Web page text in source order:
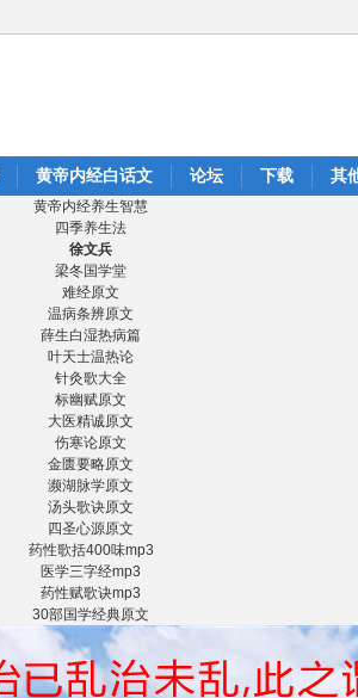
黄帝内经白话文 论坛 下载 其
黄帝内经养生智慧
四季养生法
徐文兵
梁冬国学堂
难经原文
温病条辨原文
薛生白湿热病篇
叶天士温热论
针灸歌大全
标幽赋原文
大医精诚原文
伤寒论原文
金匮要略原文
濒湖脉学原文
汤头歌诀原文
四圣心源原文
药性歌括400味mp3
医学三字经mp3
药性赋歌诀mp3
30部国学经典原文